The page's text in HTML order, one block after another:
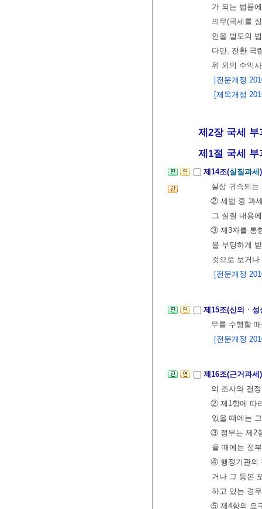
가 되는 법률
의무(국세를
인을 별도의
다만, 전환 국
위 외의 수익
[전문개정
[제목개정
제2장 국세 부
제1절 국세 부
제14조(실질과세
실상 귀속되
② 세법 중 과
그 실질 내용
③ 제3자를 통
을 부당하게
것으로 보거
[전문개정
제15조(신의ㆍ
무를 수행할
[전문개정
제16조(근거과
의 조사와 결
② 제1항에 따
있을 때에는
③ 정부는 제2
을 때에는 정
④ 행정기관의
거나 그 등본
하고 있는 경
⑤ 제4항의 요